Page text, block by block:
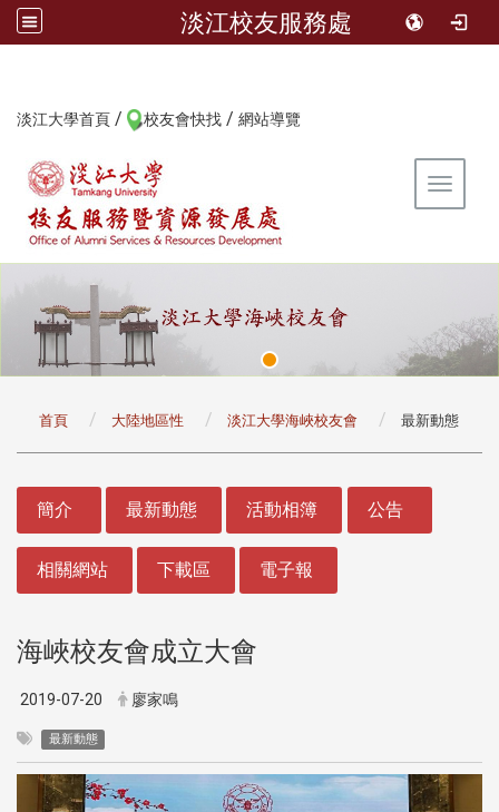
淡江校友服務處
淡江大學首頁 / 校友會快找 / 網站導覽
Toggle
首頁 大陸地區性 淡江大學海峽校友會 最新動態
簡介 最新動態 活動相簿 公告
相關網站 下載區 電子報
海峽校友會成立大會
2019-07-20 廖家鳴
最新動態